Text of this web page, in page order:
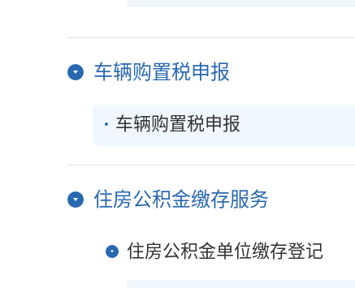
车辆购置税申报
车辆购置税申报
住房公积金缴存服务
住房公积金单位缴存登记